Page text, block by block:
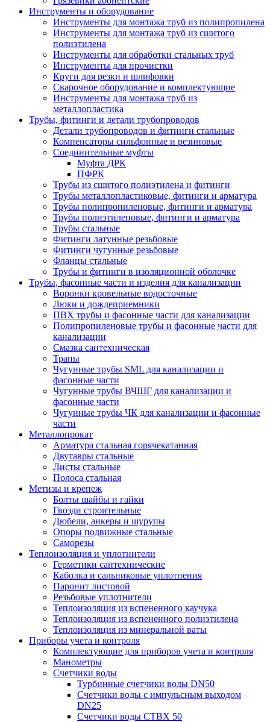
Инструменты и оборудование
Инструменты для монтажа труб из полипропилена
Инструменты для монтажа труб из сшитого
полиэтилена
Инструменты для обработки стальных труб
Инструменты для прочистки
Круги для резки и шлифовки
Сварочное оборудование и комплектующие
Инструменты для монтажа труб из
металлопластика
Трубы, фитинги и детали трубопроводов
Детали трубопроводов и фитинги стальные
Компенсаторы сильфонные и резиновые
Соединительные муфты
Муфта ДРК
ПФРК
Трубы из сшитого полиэтилена и фитинги
Трубы металлопластиковые, фитинги и арматура
Трубы полипропиленовые, фитинги и арматура
Трубы полиэтиленовые, фитинги и арматура
Трубы стальные
Фитинги латунные резьбовые
Фитинги чугунные резьбовые
Фланцы стальные
Трубы и фитинги в изоляционной оболочке
Трубы, фасонные части и изделия для канализации
Воронки кровельные водосточные
Люки и дождеприемники
ПВХ трубы и фасонные части для канализации
Полипропиленовые трубы и фасонные части для
канализации
Смазка сантехническая
Трапы
Чугунные трубы SML для канализации и
фасонные части
Чугунные трубы ВЧШГ для канализации и
фасонные части
Чугунные трубы ЧК для канализации и фасонные
части
Металлопрокат
Арматура стальная горячекатанная
Двутавры стальные
Листы стальные
Полоса стальная
Метизы и крепеж
Болты шайбы и гайки
Гвозди строительные
Дюбели, анкеры и шурупы
Опоры подвижные стальные
Саморезы
Теплоизоляция и уплотнители
Герметики сантехнические
Каболка и сальниковые уплотнения
Паронит листовой
Резьбовые уплотнители
Теплоизоляция из вспененного каучука
Теплоизоляция из вспененного полиэтилена
Теплоизоляция из минеральной ваты
Приборы учета и контроля
Комплектующие для приборов учета и контроля
Манометры
Счетчики воды
Турбинные счетчики воды DN50
Счетчики воды с импульсным выходом
DN25
Счетчики воды СТВХ 50